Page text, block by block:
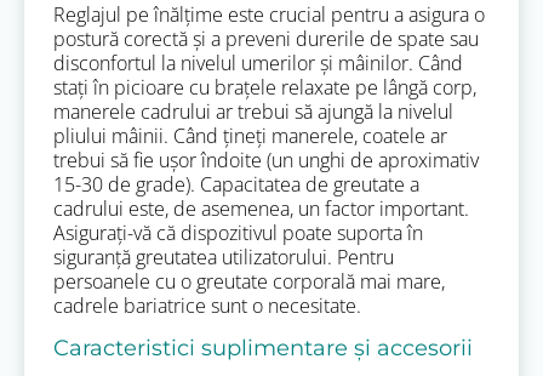
Reglajul pe înălțime este crucial pentru a asigura o
postură corectă și a preveni durerile de spate sau
disconfortul la nivelul umerilor și mâinilor. Când
stați în picioare cu brațele relaxate pe lângă corp,
manerele cadrului ar trebui să ajungă la nivelul
pliului mâinii. Când țineți manerele, coatele ar
trebui să fie ușor îndoite (un unghi de aproximativ
15-30 de grade). Capacitatea de greutate a
cadrului este, de asemenea, un factor important.
Asigurați-vă că dispozitivul poate suporta în
siguranță greutatea utilizatorului. Pentru
persoanele cu o greutate corporală mai mare,
cadrele bariatrice sunt o necesitate.
Caracteristici suplimentare și accesorii